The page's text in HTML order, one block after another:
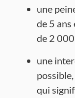
une
de 5 ans
de 2
une
qui